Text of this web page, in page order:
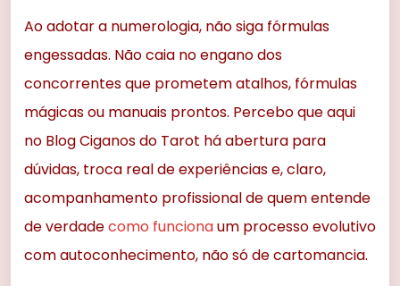
Ao adotar a numerologia, não siga fórmulas
engessadas. Não caia no engano dos
concorrentes que prometem atalhos, fórmulas
mágicas ou manuais prontos. Percebo que aqui
no Blog Ciganos do Tarot há abertura para
dúvidas, troca real de experiências e, claro,
acompanhamento profissional de quem entende
de verdadecomo funcionaum processo evolutivo
com autoconhecimento, não só de cartomancia.